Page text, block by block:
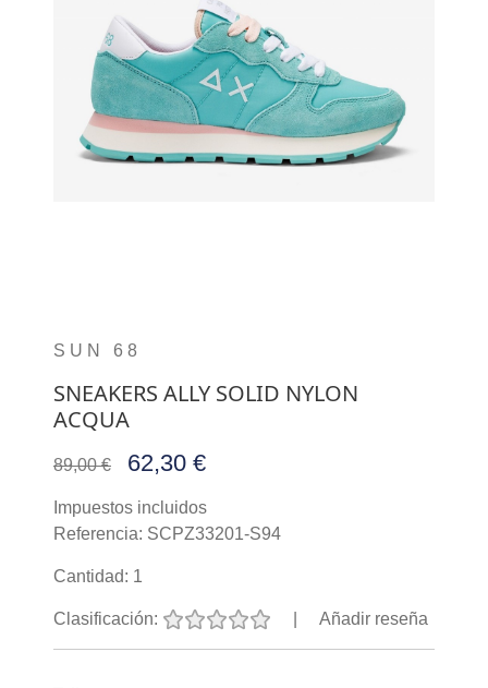
SUN 68
SNEAKERS ALLY SOLID NYLON
ACQUA
89,00 € 62,30 €
Impuestos incluidos
Referencia: SCPZ33201-S94
Cantidad: 1
Clasificación: Añadir reseña